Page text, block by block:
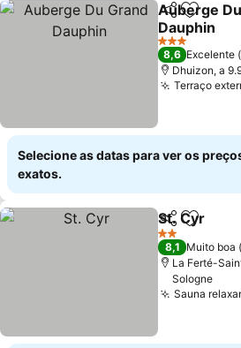
Partilhar
Auberge
Dauphin
3 Estrelas
8,6 Excelente
Dhuizon, a
Terraço
Selecione as datas para ver os
exatos.
Partilhar
St. Cyr
2 Estrelas
8,1 Muito boa
La Ferté-
Sologne
Sauna